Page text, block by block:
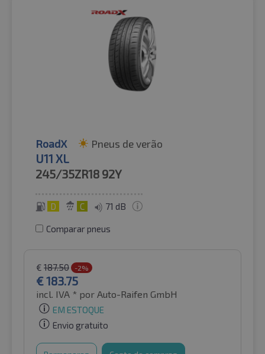
RoadX Pneus de verão
U11 XL
245/35ZR18 92Y
D C 71 dB
Comparar pneus
€ 187.50 -2%
€183.75
incl. IVA * por Auto-Raifen GmbH
EM ESTOQUE
Envio gratuito